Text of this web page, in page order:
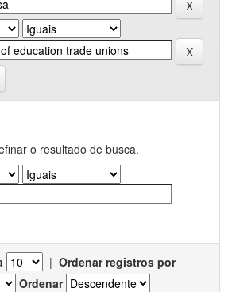
o resultado de busca.
| Ordenar registros por
Ordenar